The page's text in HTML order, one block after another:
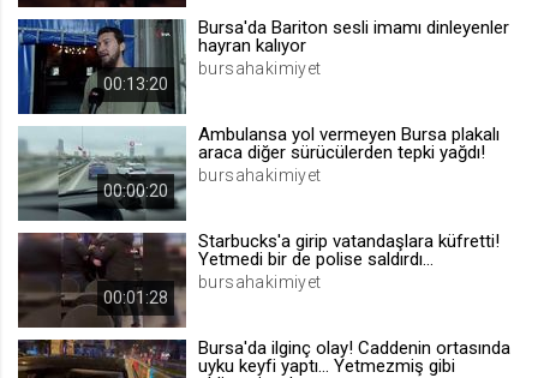
.web.tv
İsimsiz ziyaretçi için site içeriği
beğenme
voteDislike*
İsimsiz ziyaretçi için site içeriği
beğenmeme
00:13:20
Bursa'da Bariton sesli imamı dinleyenler
hayran kalıyor
bursahakimiyet
00:00:20
Ambulansa yol vermeyen Bursa plakalı
araca diğer sürücülerden tepki yağdı!
bursahakimiyet
00:01:28
Starbucks'a girip vatandaşlara küfretti!
Yetmedi bir de polise saldırdı...
bursahakimiyet
Bursa'da ilginç olay! Caddenin ortasında
uyku keyfi yaptı... Yetmezmiş gibi